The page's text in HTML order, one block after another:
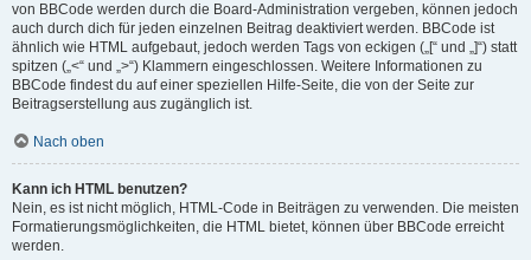
von BBCode werden durch die Board-Administration vergeben, können jedoch
auch durch dich für jeden einzelnen Beitrag deaktiviert werden. BBCode ist
ähnlich wie HTML aufgebaut, jedoch werden Tags von eckigen („[“ und „]“) statt
spitzen („<“ und „>“) Klammern eingeschlossen. Weitere Informationen zu
BBCode findest du auf einer speziellen Hilfe-Seite, die von der Seite zur
Beitragserstellung aus zugänglich ist.
Nach oben
Kann ich HTML benutzen?
Nein, es ist nicht möglich, HTML-Code in Beiträgen zu verwenden. Die meisten
Formatierungsmöglichkeiten, die HTML bietet, können über BBCode erreicht
werden.